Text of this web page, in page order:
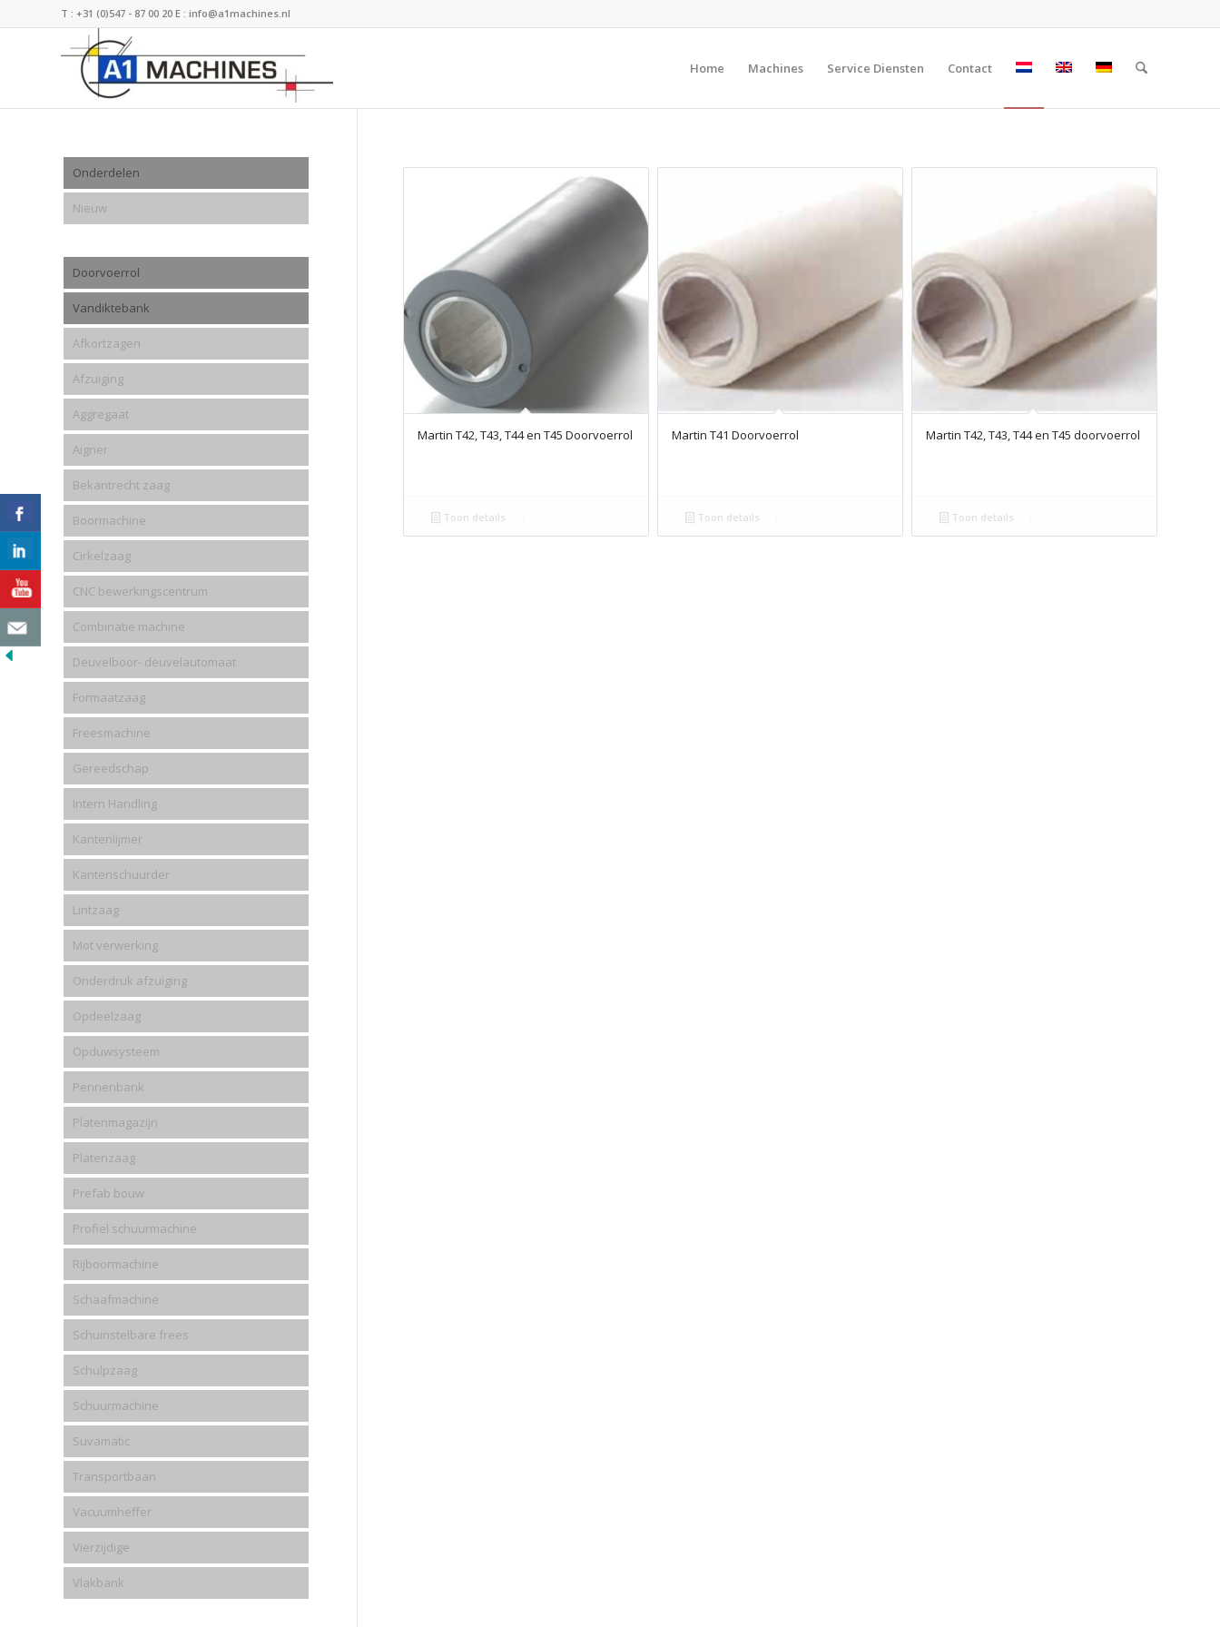
T : +31 (0)547 - 87 00 20 E : info@a1machines.nl
Home Machines Service Diensten Contact
Martin T42, T43, T44 en T45 Doorvoerrol
Toon details
Martin T41 Doorvoerrol
Toon details
Martin T42, T43, T44 en T45 doorvoerrol
Toon details
Onderdelen
Nieuw
Doorvoerrol
Vandiktebank
Afkortzagen
Afzuiging
Aggregaat
Aigner
Bekantrecht zaag
Boormachine
Cirkelzaag
CNC bewerkingscentrum
Combinatie machine
Deuvelboor- deuvelautomaat
Formaatzaag
Freesmachine
Gereedschap
Intern Handling
Kantenlijmer
Kantenschuurder
Lintzaag
Mot verwerking
Onderdruk afzuiging
Opdeelzaag
Opduwsysteem
Pennenbank
Platenmagazijn
Platenzaag
Prefab bouw
Profiel schuurmachine
Rijboormachine
Schaafmachine
Schuinstelbare frees
Schulpzaag
Schuurmachine
Suvamatic
Transportbaan
Vacuumheffer
Vierzijdige
Vlakbank